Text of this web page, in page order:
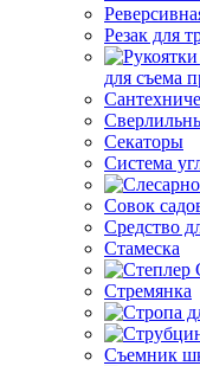
Резак для
для съема
Секаторы
Система
Совок
Средство
Стамеска
Стремянка
Съемник